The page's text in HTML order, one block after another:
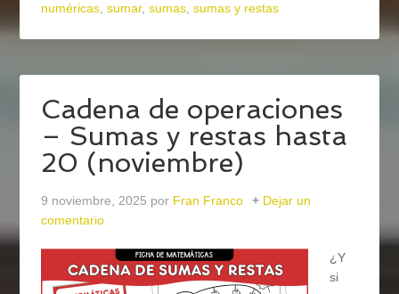
numéricas,sumar,sumas,sumas y restas
Cadena de operaciones
– Sumas y restas hasta
20 (noviembre)
9 noviembre, 2025 por Fran Franco
Dejar un
comentario
¿Y
si